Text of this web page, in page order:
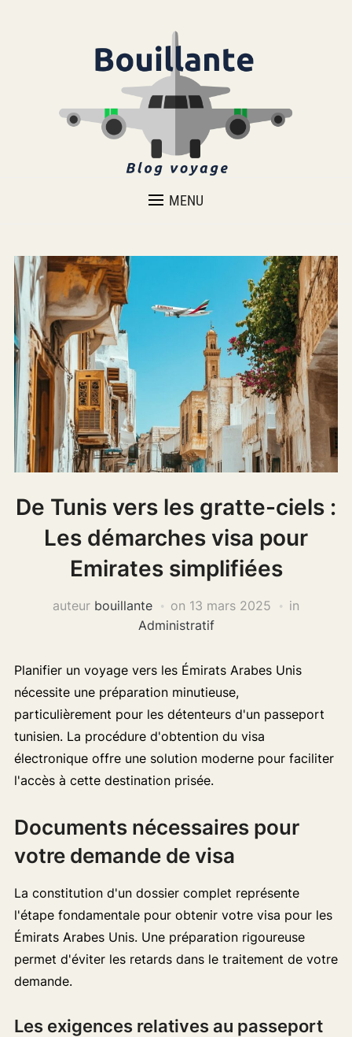
MENU
De Tunis vers les gratte-ciels :
Les démarches visa pour
Emirates simplifiées
auteur bouillante on 13 mars 2025
in
Administratif
Planifier un voyage vers les Émirats Arabes Unis
nécessite une préparation minutieuse,
particulièrement pour les détenteurs d'un passeport
tunisien. La procédure d'obtention du visa
électronique offre une solution moderne pour faciliter
l'accès à cette destination prisée.
Documents nécessaires pour
votre demande de visa
La constitution d'un dossier complet représente
l'étape fondamentale pour obtenir votre visa pour les
Émirats Arabes Unis. Une préparation rigoureuse
permet d'éviter les retards dans le traitement de votre
demande.
Les exigences relatives au passeport